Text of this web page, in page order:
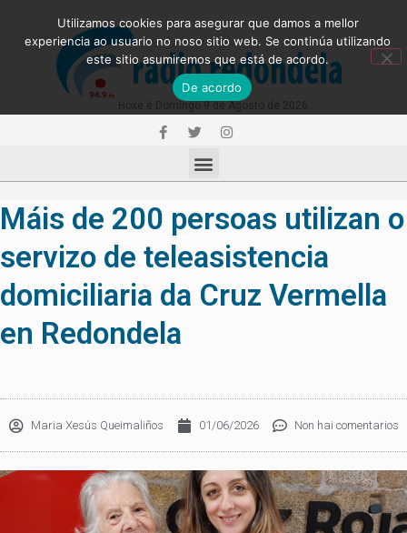
Máis de 200 persoas utilizan o
servizo de teleasistencia
domiciliaria da Cruz Vermella
en Redondela
Maria Xesús Queimaliños 01/06/2026 Non hai comentarios
Utilizamos cookies para asegurar que damos a mellor
experiencia ao usuario no noso sitio web. Se continúa utilizando
este sitio asumiremos que está de acordo.
De acordo